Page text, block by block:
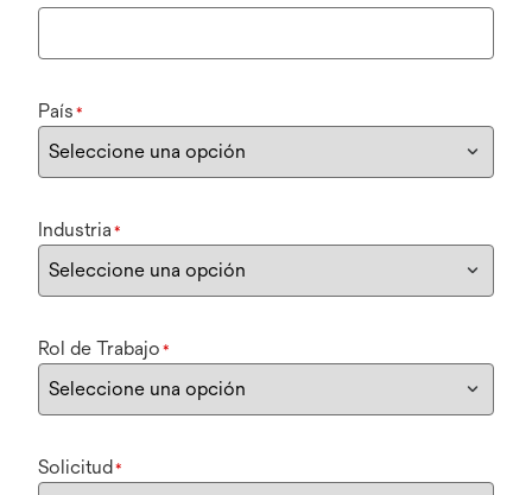
País *
Industria *
Rol de Trabajo *
Solicitud*